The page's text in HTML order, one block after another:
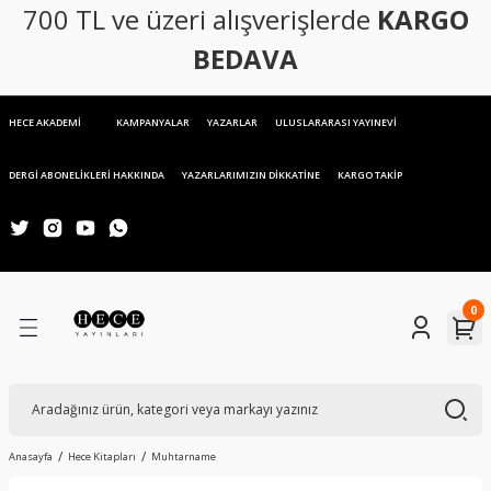
700 TL ve üzeri alışverişlerde KARGO
BEDAVA
HECE AKADEMİ KAMPANYALAR YAZARLAR ULUSLARARASI YAYINEVİ
DERGİ ABONELİKLERİ HAKKINDA YAZARLARIMIZIN DİKKATİNE KARGO TAKİP
0
Anasayfa Hece Kitapları Muhtarname
Geri Dön